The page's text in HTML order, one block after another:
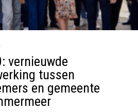
vernieuwde
tussen
en gemeente